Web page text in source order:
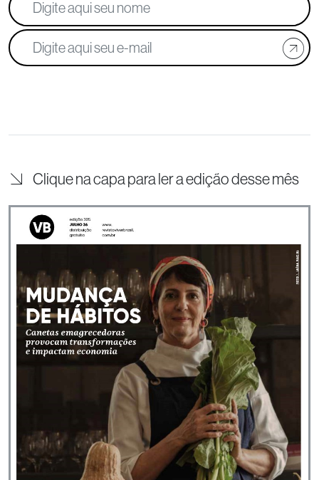
Clique na capa para ler a edição desse mês